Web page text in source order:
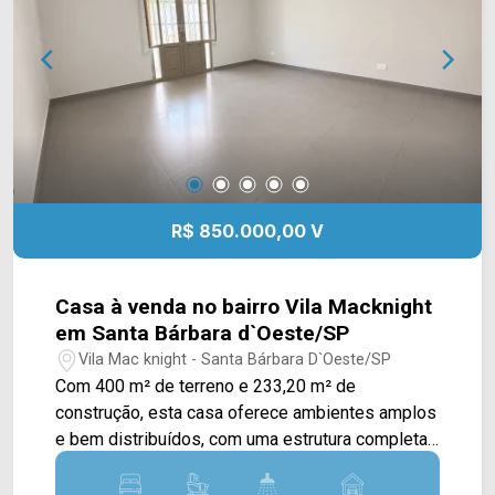
de terreno; 5 banheiros; 6 vagas rotativas.
Localizado na Rua Dom Pedro II, em
Americana/SP, com acesso às principais vias da
região e ao centro da cidade. Entre em contato
com a equipe da Arbix Imóveis e agende sua
Arbix Imóveis - Presente em cada momento.
R$ 850.000,00 V
Casa à venda no bairro Vila Macknight
em Santa Bárbara d`Oeste/SP
Vila Mac knight - Santa Bárbara D`Oeste/SP
Com 400 m² de terreno e 233,20 m² de
construção, esta casa oferece ambientes amplos
e bem distribuídos, com uma estrutura completa
para quem busca conforto e praticidade em uma